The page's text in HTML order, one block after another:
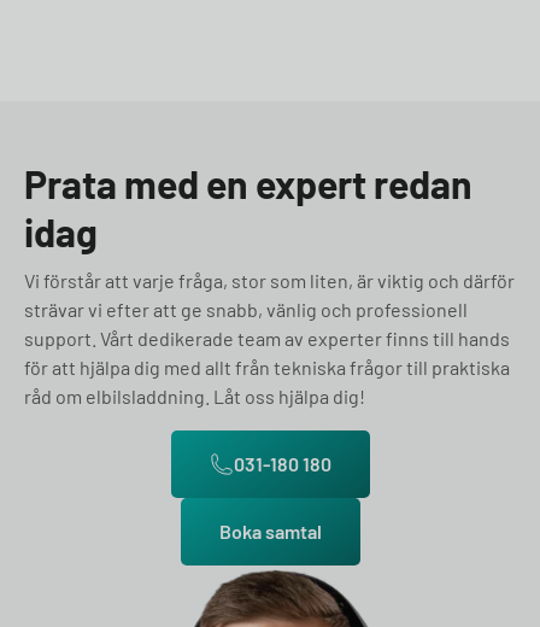
Prata med en expert redan
idag
Vi förstår att varje fråga, stor som liten, är viktig och därför
strävar vi efter att ge snabb, vänlig och professionell
support. Vårt dedikerade team av experter finns till hands
för att hjälpa dig med allt från tekniska frågor till praktiska
råd om elbilsladdning. Låt oss hjälpa dig!
031-180 180
Boka samtal